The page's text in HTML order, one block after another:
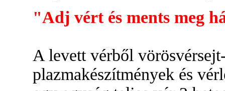
"Adj vért és ments meg
A levett vérből
plazmakészítmények és